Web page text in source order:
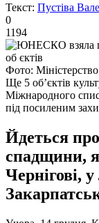
Текст: Пустіва
0
1194
Фото:
Ще 5 об’єктів
Міжнародного
під посиленим
Йдеться
спадщини,
Чернігові,